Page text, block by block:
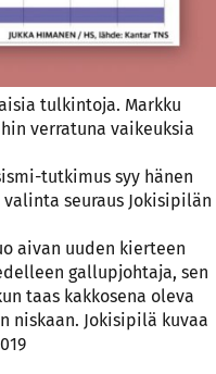
tulkintoja. Markku
verratuna vaikeuksia
tutkimus syy hänen
seuraus Jokisipilän
aivan uuden kierteen
gallupjohtaja, sen
taas kakkosena oleva
niskaan. Jokisipilä kuvaa